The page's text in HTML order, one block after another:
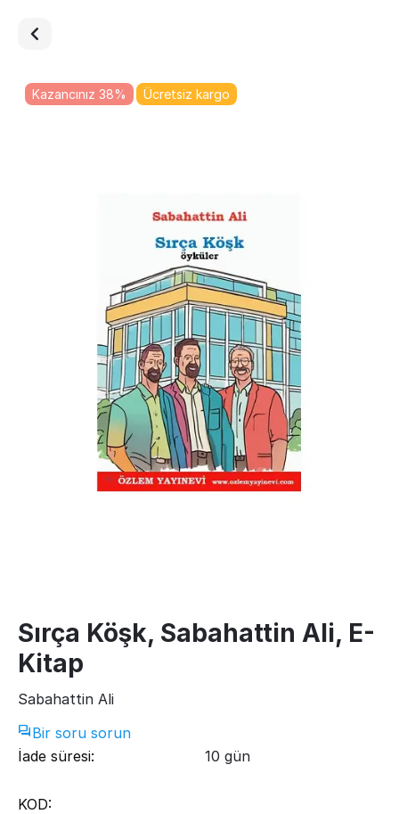
Ücretsiz kargo
Kazancınız 38%
Sırça Köşk, Sabahattin Ali, E-
Kitap
Sabahattin Ali
Bir soru sorun
İade süresi:
10 gün
KOD: